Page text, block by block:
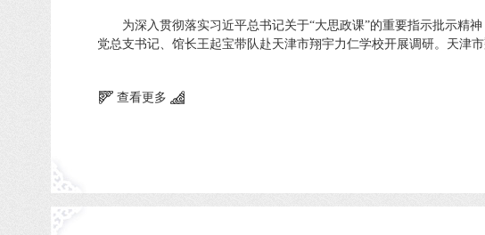
为深入贯彻落实习近平总书记关于“大思政课”的重要指示批示精神
党总支书记、馆长王起宝带队赴天津市翔宇力仁学校开展调研。天
查看更多